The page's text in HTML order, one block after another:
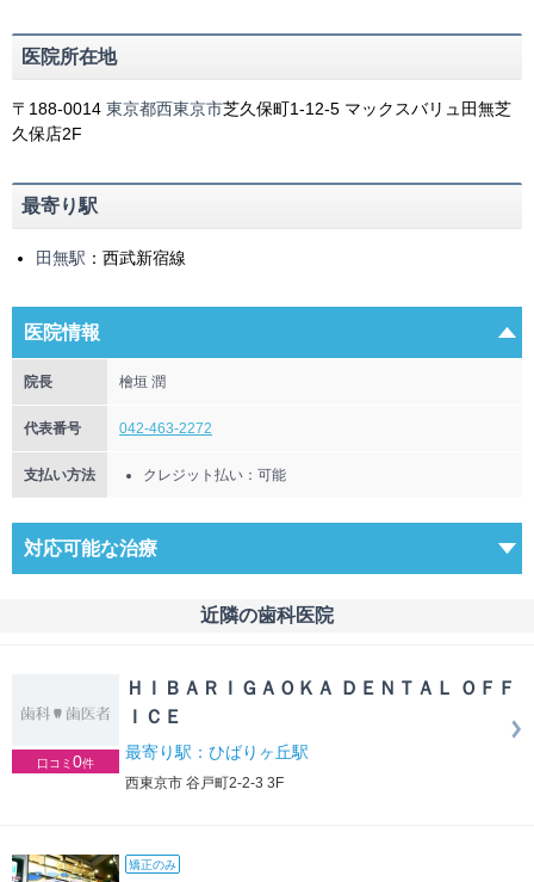
医院所在地
〒188-0014 東京都西東京市芝久保町1-12-5 マックスバリュ田無芝
久保店2F
最寄り駅
田無駅 ：西武新宿線
医院情報
院長 檜垣 潤
代表番号 042-463-2272
支払い方法 クレジット払い：可能
対応可能な治療
近隣の歯科医院
口コミ 0件
ＨＩＢＡＲＩＧＡＯＫＡ ＤＥＮＴＡＬ ＯＦＦ
ＩＣＥ
最寄り駅：ひばりヶ丘駅
西東京市 谷戸町2-2-3 3F
矯正のみ